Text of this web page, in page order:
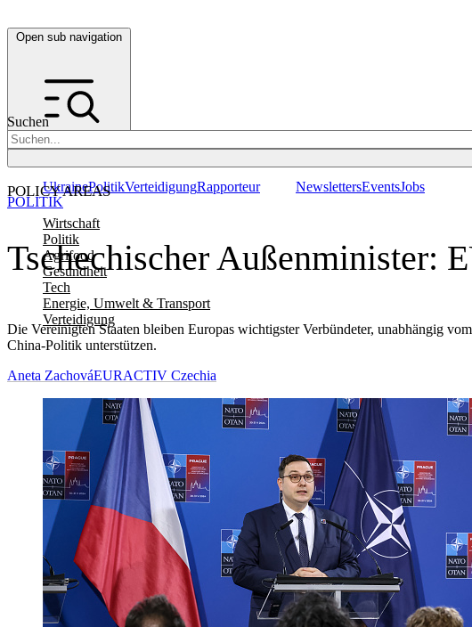
Open sub navigation
Suchen
POLICY AREAS
Wirtschaft
Politik
Agrifood
Gesundheit
Tech
Energie, Umwelt & Transport
Verteidigung
UkrainePolitikVerteidigungRapporteur NewslettersEventsJobs
Tschechischer Außenminister:
Die Vereinigten Staaten bleiben Europas wichtigster Verbündeter, unabhängig
China-Politik unterstützen.
POLITIK
Aneta ZachováEURACTIV Czechia